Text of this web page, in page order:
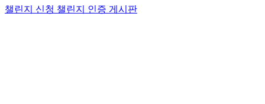
챌린지 신청 챌린지 인증 게시판